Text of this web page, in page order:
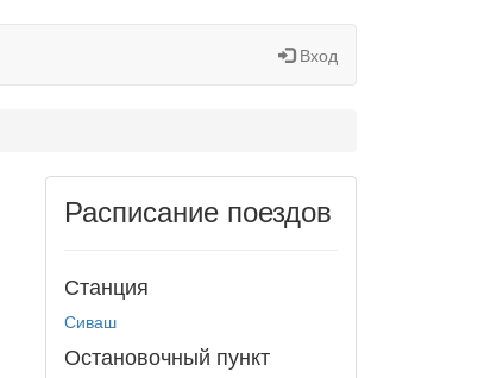
Вход
Расписание поездов
Станция
Сиваш
Остановочный пункт